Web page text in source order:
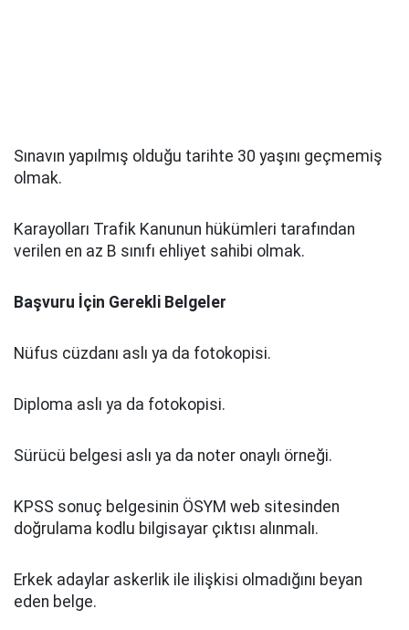
Sınavın yapılmış olduğu tarihte 30 yaşını geçmemiş
olmak.
Karayolları Trafik Kanunun hükümleri tarafından
verilen en az B sınıfı ehliyet sahibi olmak.
Başvuru İçin Gerekli Belgeler
Nüfus cüzdanı aslı ya da fotokopisi.
Diploma aslı ya da fotokopisi.
Sürücü belgesi aslı ya da noter onaylı örneği.
KPSS sonuç belgesinin ÖSYM web sitesinden
doğrulama kodlu bilgisayar çıktısı alınmalı.
Erkek adaylar askerlik ile ilişkisi olmadığını beyan
eden belge.